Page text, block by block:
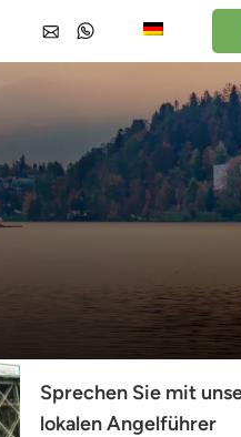
Sprechen Sie mit
lokalen Angelführer